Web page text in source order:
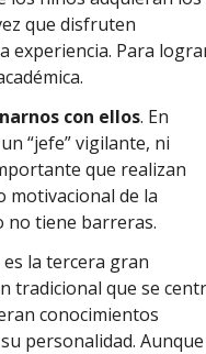
que disfruten
experiencia. Para
con ellos. En
“jefe” vigilante, ni
que realizan
motivacional de la
no tiene barreras.
es la tercera gran
tradicional que se
conocimientos
personalidad. Aunque